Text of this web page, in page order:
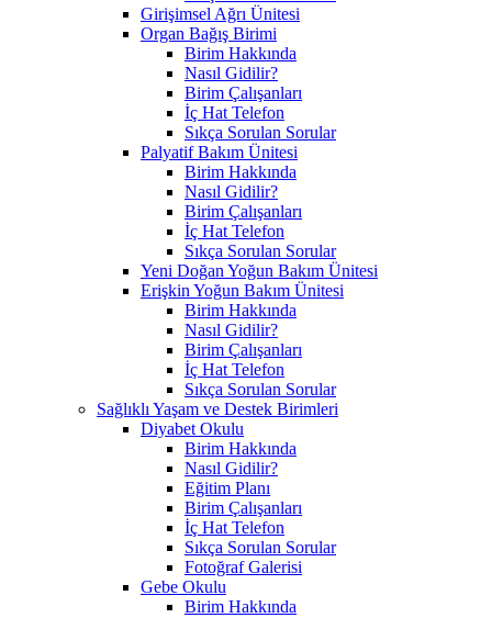
Girişimsel Ağrı Ünitesi
Organ Bağış Birimi
Birim Hakkında
Nasıl Gidilir?
Birim Çalışanları
İç Hat Telefon
Sıkça Sorulan Sorular
Palyatif Bakım Ünitesi
Birim Hakkında
Nasıl Gidilir?
Birim Çalışanları
İç Hat Telefon
Sıkça Sorulan Sorular
Yeni Doğan Yoğun Bakım Ünitesi
Erişkin Yoğun Bakım Ünitesi
Birim Hakkında
Nasıl Gidilir?
Birim Çalışanları
İç Hat Telefon
Sıkça Sorulan Sorular
Sağlıklı Yaşam ve Destek Birimleri
Diyabet Okulu
Birim Hakkında
Nasıl Gidilir?
Eğitim Planı
Birim Çalışanları
İç Hat Telefon
Sıkça Sorulan Sorular
Fotoğraf Galerisi
Gebe Okulu
Birim Hakkında